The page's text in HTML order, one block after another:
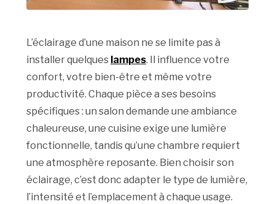
L’éclairage d’une maison ne se limite pas à
installer quelques lampes. Il influence votre
confort, votre bien-être et même votre
productivité. Chaque pièce a ses besoins
spécifiques : un salon demande une ambiance
chaleureuse, une cuisine exige une lumière
fonctionnelle, tandis qu’une chambre requiert
une atmosphère reposante. Bien choisir son
éclairage, c’est donc adapter le type de lumière,
l’intensité et l’emplacement à chaque usage.